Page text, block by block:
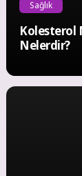
Sağlık
Kolesterol
Nelerdir?